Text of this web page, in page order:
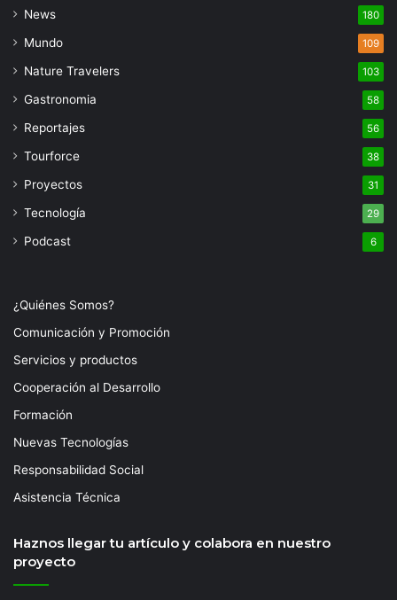
News 180
Mundo 109
Nature Travelers 103
Gastronomia 58
Reportajes 56
Tourforce 38
Proyectos 31
Tecnología 29
Podcast 6
¿Quiénes Somos?
Comunicación y Promoción
Servicios y productos
Cooperación al Desarrollo
Formación
Nuevas Tecnologías
Responsabilidad Social
Asistencia Técnica
Haznos llegar tu artículo y colabora en nuestro
proyecto